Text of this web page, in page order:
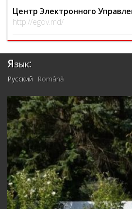
Центр Электронного
http://egov.md/
Язык:
Русский Română